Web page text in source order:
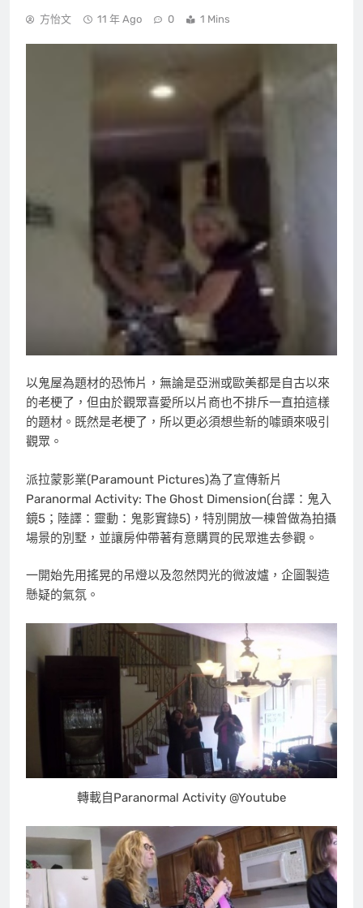
方怡文 11 年 Ago 0 1 Mins
以鬼屋為題材的恐怖片，無論是亞洲或歐美都是自古以來
的老梗了，但由於觀眾喜愛所以片商也不排斥一直拍這樣
的題材。既然是老梗了，所以更必須想些新的噱頭來吸引
觀眾。
派拉蒙影業(Paramount Pictures)為了宣傳新片
Paranormal Activity: The Ghost Dimension(台譯：鬼入
鏡5；陸譯：靈動：鬼影實錄5)，特別開放一棟曾做為拍攝
場景的別墅，並讓房仲帶著有意購買的民眾進去參觀。
一開始先用搖晃的吊燈以及忽然閃光的微波爐，企圖製造
懸疑的氣氛。
轉載自Paranormal Activity @Youtube